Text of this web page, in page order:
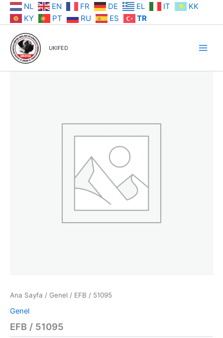
İçeriğe NL EN FR DE EL IT
KK
KY
PT RU ES TR
UKIFED
Ana Sayfa / Genel / EFB / 51095
Genel
EFB / 51095